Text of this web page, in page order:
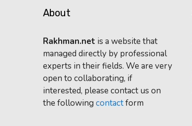
About
Rakhman.net is a website that
managed directly by professional
experts in their fields. We are very
open to collaborating, if
interested, please contact us on
the following contactform